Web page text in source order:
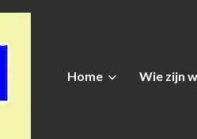
Home Wie zijn